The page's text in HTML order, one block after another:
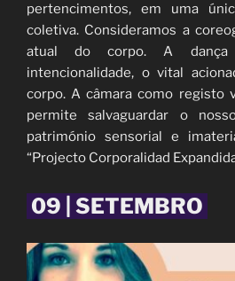
pertencimentos, em uma
coletiva. Consideramos a
atual do corpo. A dança
intencionalidade, o vital
corpo. A câmara como registo
permite salvaguardar o
património sensorial e
“Projecto Corporalidad
09 | SETEMBRO